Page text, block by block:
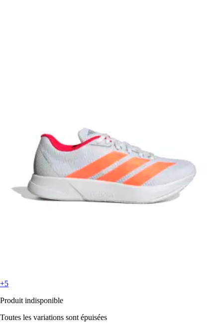
+5
Produit indisponible
Toutes les variations sont épuisées